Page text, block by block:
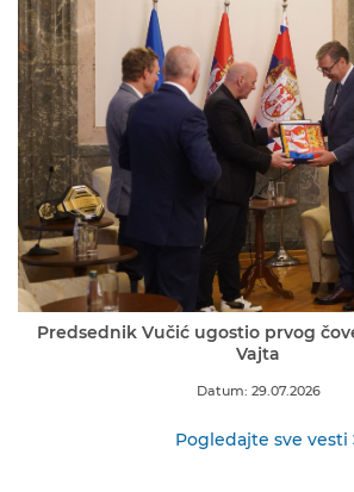
Predsednik Vučić ugostio prvog
Vajta
Datum: 29.07.2026
Pogledajte sve vesti